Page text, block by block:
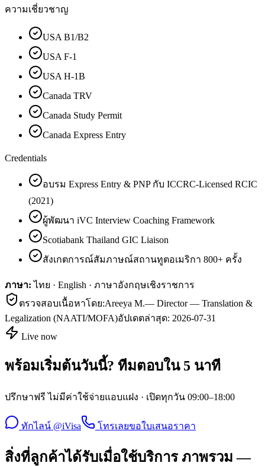
ความเชี่ยวชาญ
USA B1/B2
USA F-1
USA H-1B
Canada TRV
Canada Study Permit
Canada Express Entry
Credentials
อบรม Express Entry & PNP กับ ICCRC-Licensed RCIC
(2021)
ผู้พัฒนา iVC Interview Coaching Framework
Scotiabank Thailand GIC Liaison
สังเกตการณ์สัมภาษณ์สถานทูตอเมริกา 800+ ครั้ง
ภาษา: ไทย · English · ภาษาอังกฤษเชิงราชการ
ตรวจสอบเนื้อหาโดย:Areeya M.— Director — Translation &
Legalization (NAATI/MOFA)อัปเดตล่าสุด: 2026-07-31
Live now
พร้อมเริ่มต้นวันนี้? ทีมตอบใน 5 นาที
ปรึกษาฟรี ไม่มีค่าใช้จ่ายแอบแฝง · เปิดทุกวัน 09:00–18:00
ทักไลน์ @iVisa โทรเลยขอใบเสนอราคา
สิ่งที่ลูกค้าได้รับเมื่อใช้บริการ ภาพรวม —